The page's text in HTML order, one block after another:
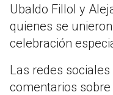
Ubaldo Fillol y
quienes se
celebración
Las redes
comentarios